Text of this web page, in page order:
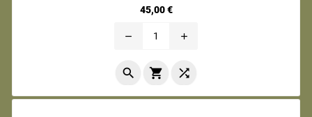
45,00 €Prix
remove add
  